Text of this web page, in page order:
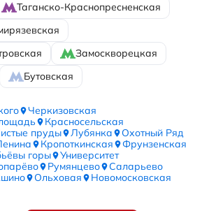
Таганско-Краснопресненская
Замоскворецкая
Бутовская
Черкизовская
Красносельская
пруды Лубянка
Охотный Ряд
Кропоткинская
Фрунзенская
горы
Университет
Румянцево
Саларьево
Ольховая
Новомосковская